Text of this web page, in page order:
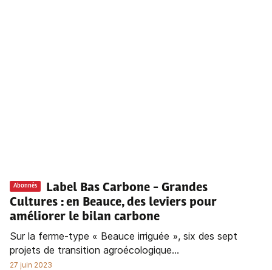
Abonnés
Label Bas Carbone - Grandes
Cultures : en Beauce, des leviers pour
améliorer le bilan carbone
Sur la ferme-type « Beauce irriguée », six des sept
projets de transition agroécologique...
27 juin 2023